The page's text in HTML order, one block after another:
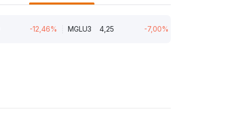
-12,46% MGLU3 4,25 -7,00% ENGI11